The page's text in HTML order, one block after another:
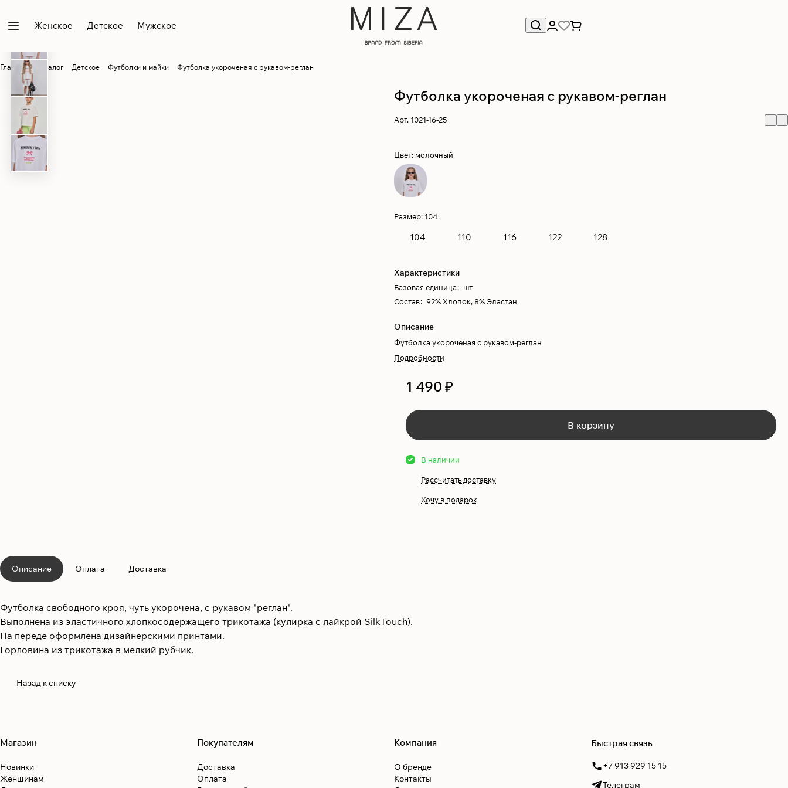
Женское Детское Мужское
Главная Каталог Детское Футболки и майки Футболка укороченая с рукавом-реглан
Футболка укороченая с рукавом-реглан
Арт. 1021-16-25
Цвет: молочный
Размер: 104
104 110 116 122 128
Характеристики
Базовая единица: шт
Состав: 92% Хлопок, 8% Эластан
Описание
Футболка укороченая с рукавом-реглан
Подробности
1 490 ₽
В корзину
В наличии
Рассчитать доставку
Хочу в подарок
Описание Оплата Доставка
Футболка свободного кроя, чуть укорочена, с рукавом "реглан".
Выполнена из эластичного хлопкосодержащего трикотажа (кулирка с лайкрой SilkTouch).
На переде оформлена дизайнерскими принтами.
Горловина из трикотажа в мелкий рубчик.
Назад к списку
Магазин
Новинки
Женщинам
Покупателям
Доставка
Оплата
Компания
О бренде
Контакты
Быстрая связь
+7 913 929 15 15
Телеграм